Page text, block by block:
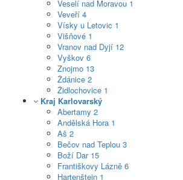
Veselí nad Moravou 1
Veveří 4
Vísky u Letovic 1
Višňové 1
Vranov nad Dyjí 12
Vyškov 6
Znojmo 13
Ždánice 2
Židlochovice 1
Kraj Karlovarský
Abertamy 2
Andělská Hora 1
Aš 2
Bečov nad Teplou 3
Boží Dar 15
Františkovy Lázně 6
Hartenštejn 1